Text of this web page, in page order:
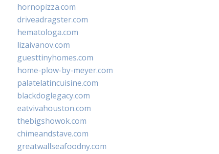
hornopizza.com
driveadragster.com
hematologa.com
lizaivanov.com
guesttinyhomes.com
home-plow-by-meyer.com
palatelatincuisine.com
blackdoglegacy.com
eatvivahouston.com
thebigshowok.com
chimeandstave.com
greatwallseafoodny.com